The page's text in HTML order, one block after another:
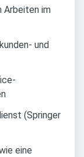
Arbeiten im
und
(Springer
eine